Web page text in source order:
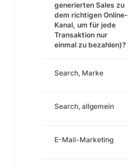
generierten Sales zu
dem richtigen Online-
Kanal, um für jede
Transaktion nur
einmal zu bezahlen)?
Search, Marke
Search, allgemein
E-Mail-Marketing